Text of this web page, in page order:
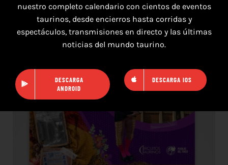
16 de agosto de 2026
2026.
nuestro completo calendario con cientos de eventos
taurinos, desde encierros hasta corridas y
espectáculos, transmisiones en directo y las últimas
noticias del mundo taurino.
DESCARGA
ANDROID
DESCARGA IOS